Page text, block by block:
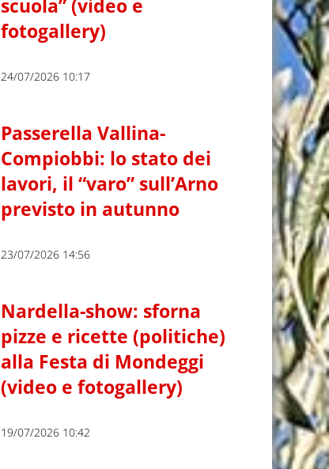
scuola” (video e
fotogallery)
24/07/2026 10:17
Passerella Vallina-
Compiobbi: lo stato dei
lavori, il “varo” sull’Arno
previsto in autunno
23/07/2026 14:56
Nardella-show: sforna
pizze e ricette (politiche)
alla Festa di Mondeggi
(video e fotogallery)
19/07/2026 10:42